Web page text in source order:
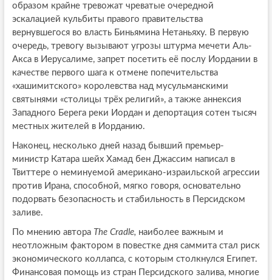
образом крайне тревожат чреватые очередной
эскалацией кульбиты правого правительства
вернувшегося во власть Биньямина Нетаньяху. В первую
очередь, тревогу вызывают угрозы штурма мечети Аль-
Акса в Иерусалиме, запрет посетить её послу Иордании в
качестве первого шага к отмене попечительства
«хашимитского» королевства над мусульманскими
святынями «столицы трёх религий», а также аннексия
Западного Берега реки Иордан и депортация сотен тысяч
местных жителей в Иорданию.
Наконец, несколько дней назад бывший премьер-
министр Катара шейх Хамад бен Джассим написал в
Твиттере о неминуемой американо-израильской агрессии
против Ирана, способной, мягко говоря, основательно
подорвать безопасность и стабильность в Персидском
заливе.
По мнению автора The Cradle, наиболее важным и
неотложным фактором в повестке дня саммита стал риск
экономического коллапса, с которым столкнулся Египет.
Финансовая помощь из стран Персидского залива, многие